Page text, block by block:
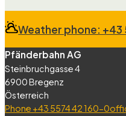
Weather phone: +43
Pfänderbahn AG
Steinbruchgasse 4
6900 Bregenz
Österreich
Phone +43 5574 42 160-0